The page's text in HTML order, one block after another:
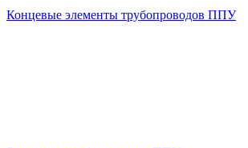
Концевые элементы трубопроводов ППУ